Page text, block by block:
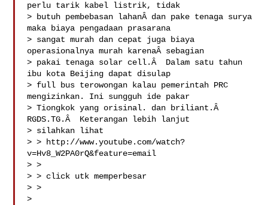
perlu tarik kabel listrik, tidak
> butuh pembebasan lahanÂ dan pake tenaga surya
maka biaya pengadaan prasarana
> sangat murah dan cepat juga biaya
operasionalnya murah karenaÂ sebagian
> pakai tenaga solar cell.Â  Dalam satu tahun
ibu kota Beijing dapat disulap
> full bus terowongan kalau pemerintah PRC
mengizinkan. Ini sungguh ide pakar
> Tiongkok yang orisinal. dan briliant.Â
RGDS.TG.Â  Keterangan lebih lanjut
> silahkan lihat
> > http://www.youtube.com/watch?
v=Hv8_W2PA0rQ&feature=email
> >
> > click utk memperbesar
> >
>